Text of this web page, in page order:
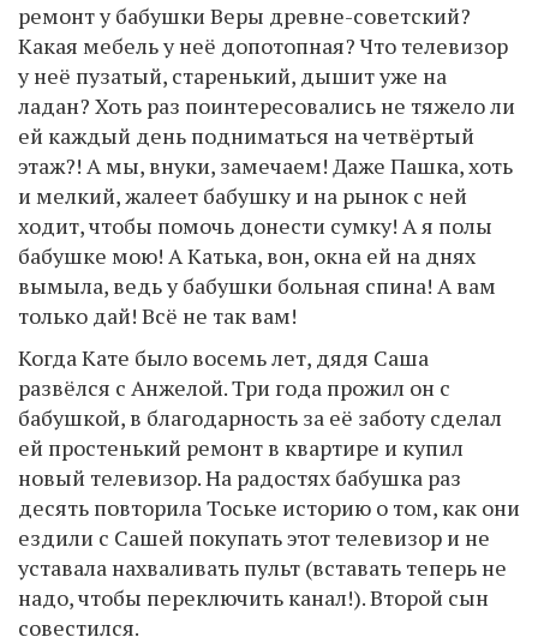
ремонт у бабушки Веры древне-советский?
Какая мебель у неё допотопная? Что телевизор
у неё пузатый, старенький, дышит уже на
ладан? Хоть раз поинтересовались не тяжело ли
ей каждый день подниматься на четвёртый
этаж?! А мы, внуки, замечаем! Даже Пашка, хоть
и мелкий, жалеет бабушку и на рынок с ней
ходит, чтобы помочь донести сумку! А я полы
бабушке мою! А Катька, вон, окна ей на днях
вымыла, ведь у бабушки больная спина! А вам
только дай! Всё не так вам!
Когда Кате было восемь лет, дядя Саша
развёлся с Анжелой. Три года прожил он с
бабушкой, в благодарность за её заботу сделал
ей простенький ремонт в квартире и купил
новый телевизор. На радостях бабушка раз
десять повторила Тоське историю о том, как они
ездили с Сашей покупать этот телевизор и не
уставала нахваливать пульт (вставать теперь не
надо, чтобы переключить канал!). Второй сын
совестился.